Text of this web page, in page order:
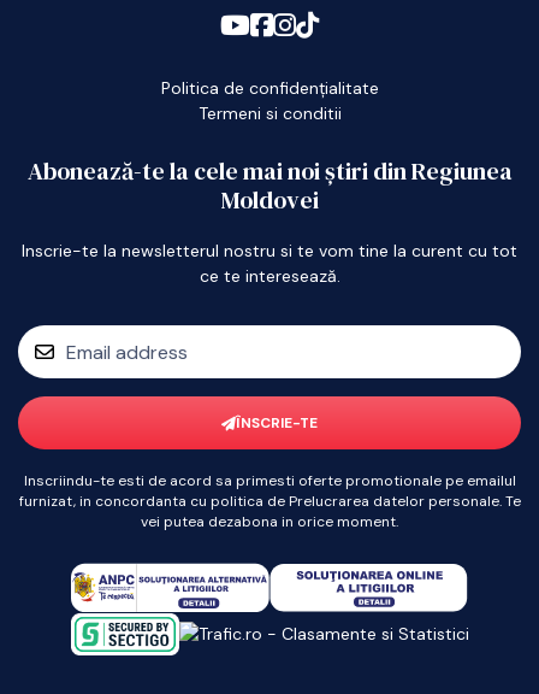
Politica de confidențialitate
Termeni si conditii
Abonează-te la cele mai noi știri din Regiunea
Moldovei
Inscrie-te la newsletterul nostru si te vom tine la curent cu tot
ce te interesează.
ÎNSCRIE-TE
Inscriindu-te esti de acord sa primesti oferte promotionale pe emailul
furnizat, in concordanta cu politica de Prelucrarea datelor personale. Te
vei putea dezabona in orice moment.